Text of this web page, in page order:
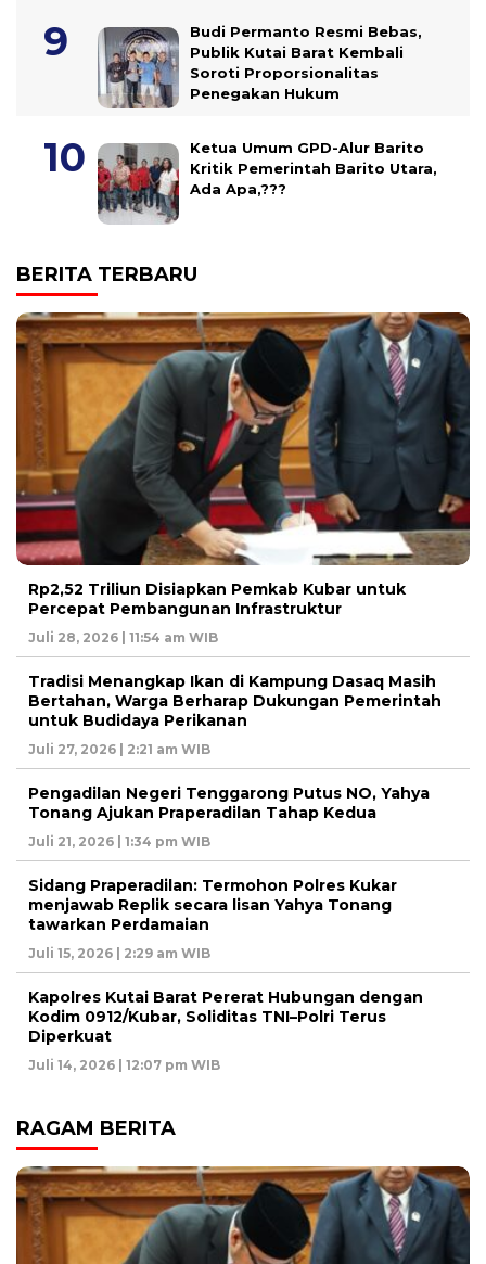
Budi Permanto Resmi Bebas,
Publik Kutai Barat Kembali
Soroti Proporsionalitas
Penegakan Hukum
Ketua Umum GPD-Alur Barito
Kritik Pemerintah Barito Utara,
Ada Apa,???
BERITA TERBARU
Rp2,52 Triliun Disiapkan Pemkab Kubar untuk
Percepat Pembangunan Infrastruktur
Juli 28, 2026 | 11:54 am WIB
Tradisi Menangkap Ikan di Kampung Dasaq Masih
Bertahan, Warga Berharap Dukungan Pemerintah
untuk Budidaya Perikanan
Juli 27, 2026 | 2:21 am WIB
Pengadilan Negeri Tenggarong Putus NO, Yahya
Tonang Ajukan Praperadilan Tahap Kedua
Juli 21, 2026 | 1:34 pm WIB
Sidang Praperadilan: Termohon Polres Kukar
menjawab Replik secara lisan Yahya Tonang
tawarkan Perdamaian
Juli 15, 2026 | 2:29 am WIB
Kapolres Kutai Barat Pererat Hubungan dengan
Kodim 0912/Kubar, Soliditas TNI–Polri Terus
Diperkuat
Juli 14, 2026 | 12:07 pm WIB
RAGAM BERITA